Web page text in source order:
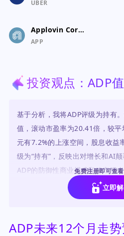
UBER
Applovin Corporation Class A Common Stock
APP
投资观点：ADP
基于分析，我将ADP评级为持有
值，滚动市盈率为20.41倍，较
元有7.2%的上涨空间，股息收益
级为“持有”，反映出对增长和AI
ADP的防御性商业模式和稳定现
强劲增长催化剂限制了上行潜力。
免费注册即可查
立即
ADP未来12个月走